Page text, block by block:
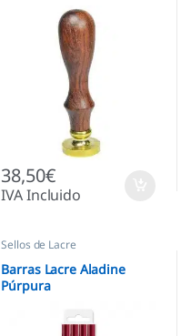
38,50€
IVA Incluido
Sellos de Lacre
Barras Lacre Aladine
Púrpura